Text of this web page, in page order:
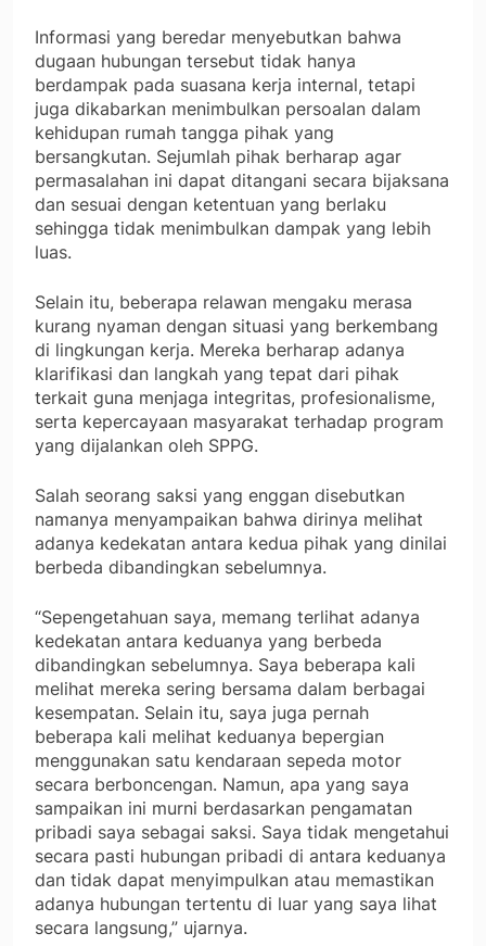
Informasi yang beredar menyebutkan bahwa
dugaan hubungan tersebut tidak hanya
berdampak pada suasana kerja internal, tetapi
juga dikabarkan menimbulkan persoalan dalam
kehidupan rumah tangga pihak yang
bersangkutan. Sejumlah pihak berharap agar
permasalahan ini dapat ditangani secara bijaksana
dan sesuai dengan ketentuan yang berlaku
sehingga tidak menimbulkan dampak yang lebih
luas.
Selain itu, beberapa relawan mengaku merasa
kurang nyaman dengan situasi yang berkembang
di lingkungan kerja. Mereka berharap adanya
klarifikasi dan langkah yang tepat dari pihak
terkait guna menjaga integritas, profesionalisme,
serta kepercayaan masyarakat terhadap program
yang dijalankan oleh SPPG.
Salah seorang saksi yang enggan disebutkan
namanya menyampaikan bahwa dirinya melihat
adanya kedekatan antara kedua pihak yang dinilai
berbeda dibandingkan sebelumnya.
“Sepengetahuan saya, memang terlihat adanya
kedekatan antara keduanya yang berbeda
dibandingkan sebelumnya. Saya beberapa kali
melihat mereka sering bersama dalam berbagai
kesempatan. Selain itu, saya juga pernah
beberapa kali melihat keduanya bepergian
menggunakan satu kendaraan sepeda motor
secara berboncengan. Namun, apa yang saya
sampaikan ini murni berdasarkan pengamatan
pribadi saya sebagai saksi. Saya tidak mengetahui
secara pasti hubungan pribadi di antara keduanya
dan tidak dapat menyimpulkan atau memastikan
adanya hubungan tertentu di luar yang saya lihat
secara langsung,” ujarnya.